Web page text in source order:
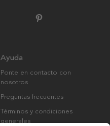
Ayuda
Ponte en contacto con
nosotros
Preguntas frecuentes
Términos y condiciones
generales